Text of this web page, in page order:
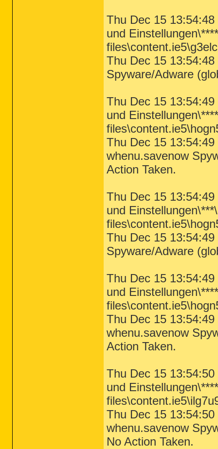
Thu Dec 15
und
Thu Dec 15
Spyware/Adware
Thu Dec 15
und
Thu Dec 15
whenu.savenow
Action Taken.
Thu Dec 15
und
Thu Dec 15
Spyware/Adware
Thu Dec 15
und
Thu Dec 15
whenu.savenow
Action Taken.
Thu Dec 15
und
Thu Dec 15
whenu.savenow
No Action Taken.